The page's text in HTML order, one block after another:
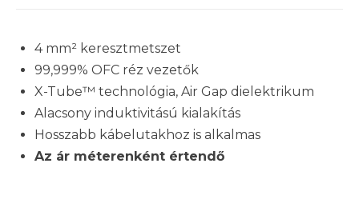
4 mm² keresztmetszet
99,999% OFC réz vezetők
X-Tube™ technológia, Air Gap dielektrikum
Alacsony induktivitású kialakítás
Hosszabb kábelutakhoz is alkalmas
Az ár méterenként értendő